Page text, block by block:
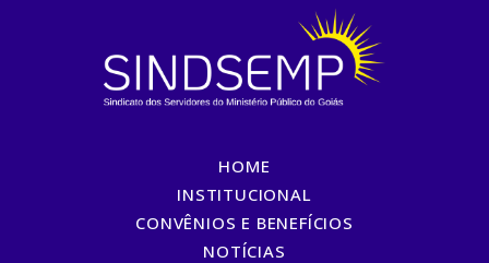
HOME
INSTITUCIONAL
CONVÊNIOS E BENEFÍCIOS
NOTÍCIAS
FESTA JUNINA DO MPGO